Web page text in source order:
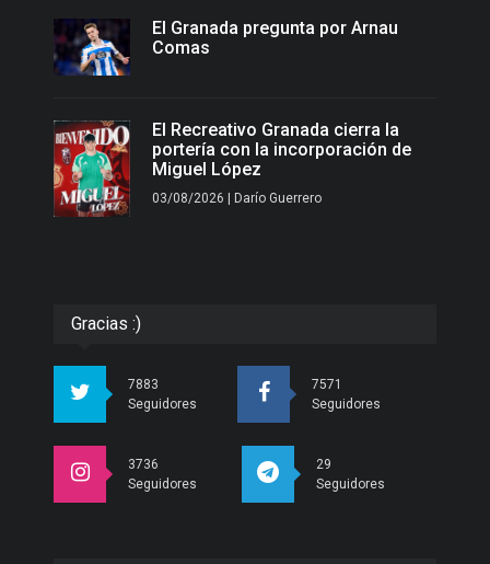
El Granada pregunta por Arnau
Comas
El Recreativo Granada cierra la
portería con la incorporación de
Miguel López
03/08/2026 | Darío Guerrero
Gracias :)
7883
Seguidores
7571
Seguidores
3736
Seguidores
29
Seguidores